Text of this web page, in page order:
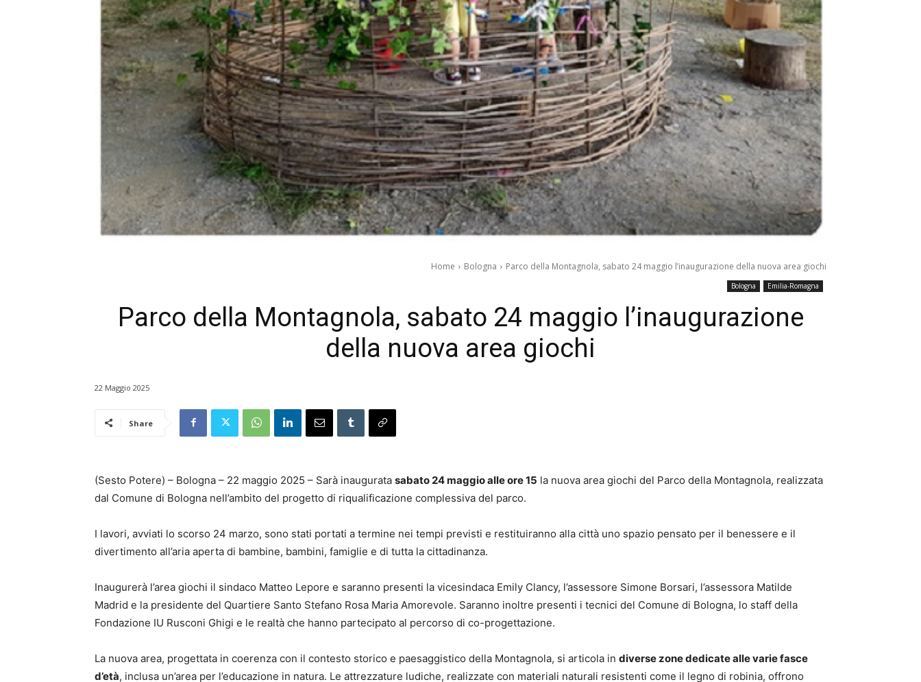
Home Bologna Parco della Montagnola, sabato 24 maggio l’inaugurazione della nuova area giochi
Bologna Emilia-Romagna
Parco della Montagnola, sabato 24 maggio l’inaugurazione
della nuova area giochi
22 Maggio 2025
Share
(Sesto Potere) – Bologna – 22 maggio 2025 – Sarà inaugurata sabato 24 maggio alle ore 15 la nuova area giochi del Parco della Montagnola, realizzata
dal Comune di Bologna nell’ambito del progetto di riqualificazione complessiva del parco.
I lavori, avviati lo scorso 24 marzo, sono stati portati a termine nei tempi previsti e restituiranno alla città uno spazio pensato per il benessere e il
divertimento all’aria aperta di bambine, bambini, famiglie e di tutta la cittadinanza.
Inaugurerà l’area giochi il sindaco Matteo Lepore e saranno presenti la vicesindaca Emily Clancy, l’assessore Simone Borsari, l’assessora Matilde
Madrid e la presidente del Quartiere Santo Stefano Rosa Maria Amorevole. Saranno inoltre presenti i tecnici del Comune di Bologna, lo staff della
Fondazione IU Rusconi Ghigi e le realtà che hanno partecipato al percorso di co-progettazione.
La nuova area, progettata in coerenza con il contesto storico e paesaggistico della Montagnola, si articola in diverse zone dedicate alle varie fasce
d’età, inclusa un’area per l’educazione in natura. Le attrezzature ludiche, realizzate con materiali naturali resistenti come il legno di robinia, offrono